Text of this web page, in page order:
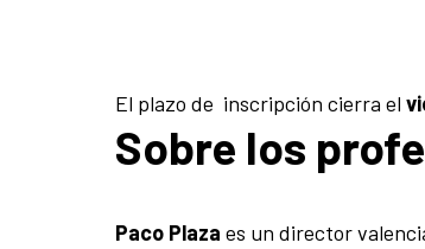
El plazo de inscripción cierra el
Sobre los
Paco Plaza es un director